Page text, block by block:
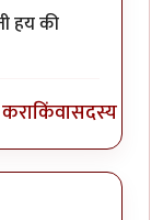
हय की
किंवासदस्य व्हा